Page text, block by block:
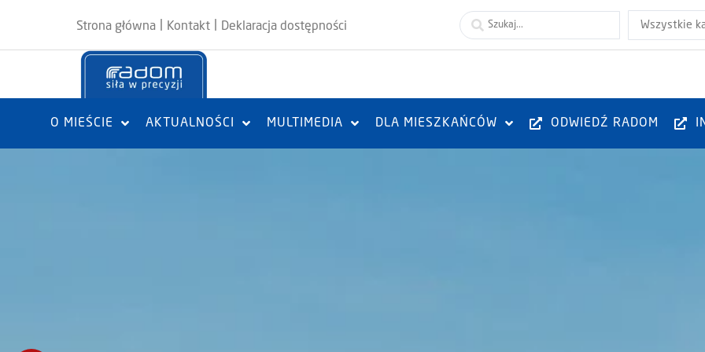
Strona główna Kontakt Deklaracja dostępności Wszystkie
O MIEŚCIE AKTUALNOŚCI MULTIMEDIA DLA MIESZKAŃCÓW ODWIEDŹ RADOM